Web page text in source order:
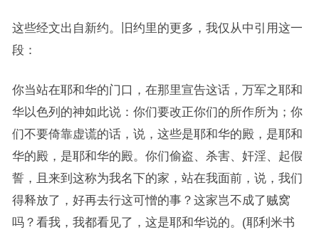
这些经文出自新约。旧约里的更多，我仅从中引用这一
段：
你当站在耶和华的门口，在那里宣告这话，万军之耶和
华以色列的神如此说：你们要改正你们的所作所为；你
们不要倚靠虚谎的话，说，这些是耶和华的殿，是耶和
华的殿，是耶和华的殿。你们偷盗、杀害、奸淫、起假
誓，且来到这称为我名下的家，站在我面前，说，我们
得释放了，好再去行这可憎的事？这家岂不成了贼窝
吗？看我，我都看见了，这是耶和华说的。(耶利米书